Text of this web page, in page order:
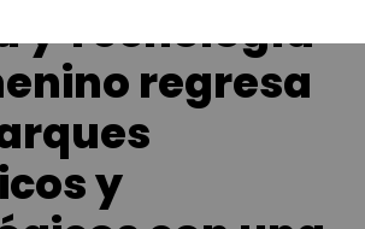
y Tecnología
regresa
y